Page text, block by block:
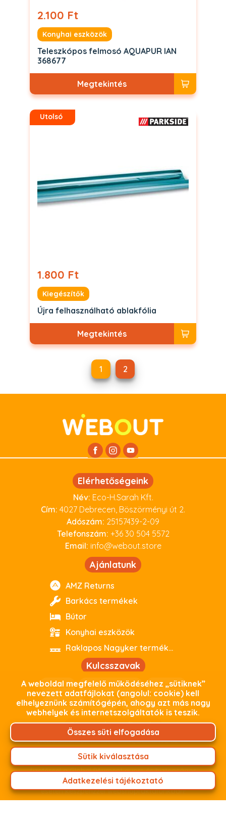
2.100 Ft
Konyhai eszközök
Teleszkópos felmosó AQUAPUR IAN
368677
Megtekintés
Utolsó
1.800 Ft
Kiegészítők
Újra felhasználható ablakfólia
Megtekintés
1 2
Elérhetőségeink
Név: Eco-H.Sarah Kft.
Cím: 4027 Debrecen, Böszörményi út 2.
Adószám: 25157439-2-09
Telefonszám: +36 30 504 5572
Email: info@webout.store
Ajánlatunk
AMZ Returns
Barkács termékek
Bútor
Konyhai eszközök
Raklapos Nagyker termékeink
Kulcsszavak
webout kiváló minőség
parkside
debrecen
outlet használtoutlet
Biztonságos fizetés
Weboldalunkon minden adat, beleértve az Ön
személyes adatait, titkosított kapcsolaton keresztül
zajlik. Termékeink árát fizetheti online bankkártyás
fizetéssel a Global PAyment gyors és biztonságos
fizetési felületünkön keresztül, vagy személyes átvétel
esetén készpénzzel webshopraktárunkban!
A weboldal megfelelő működéséhez „sütiknek”
nevezett adatfájlokat (angolul: cookie) kell
elhelyeznünk számítógépén, ahogy azt más nagy
webhelyek és internetszolgáltatók is teszik.
Összes süti elfogadása
Sütik kiválasztása
Adatkezelési tájékoztató